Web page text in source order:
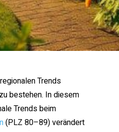
Trends
bestehen. In diesem
Trends beim
(PLZ 80–89) verändert